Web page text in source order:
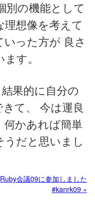
別の機能として
理想像を考えて
った方が 良さ
す。
果的に自分の
て、 今は運良
何かあれば簡単
だと思いまし
会議09に参加しました
#kanrk09 »